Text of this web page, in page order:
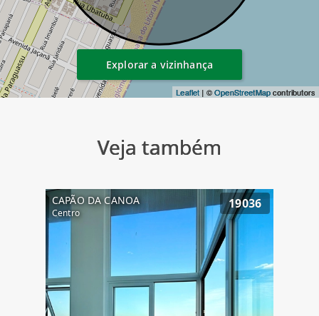
Leaflet | ©OpenStreetMapcontributors
Explorar a vizinhança
Veja também
CAPÃO DA CANOA
Centro
19036